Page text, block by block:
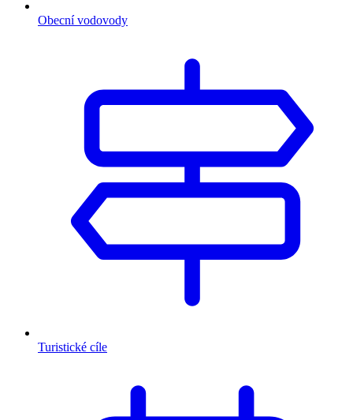
Obecní vodovody
Turistické cíle